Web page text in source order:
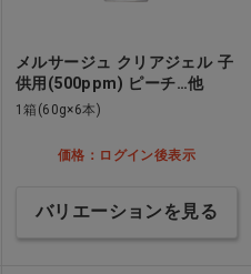
メルサージュ クリアジェル 子
供用(500ppm) ピーチ…他
1箱(60g×6本)
価格：ログイン後表示
バリエーションを見る